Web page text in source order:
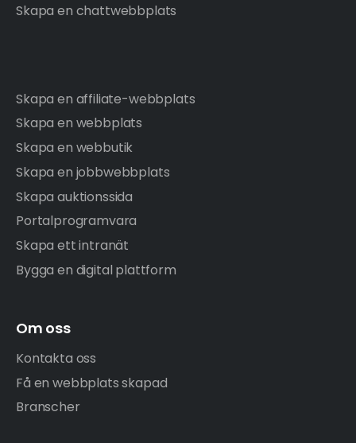
Skapa en chattwebbplats
Skapa en affiliate-webbplats
Skapa en webbplats
Skapa en webbutik
Skapa en jobbwebbplats
Skapa auktionssida
Portalprogramvara
Skapa ett intranät
Bygga en digital plattform
Om oss
Kontakta oss
Få en webbplats skapad
Branscher